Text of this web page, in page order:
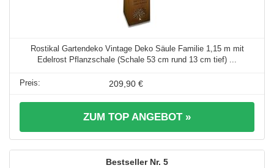
Rostikal Gartendeko Vintage Deko Säule Familie 1,15 m mit
Edelrost Pflanzschale (Schale 53 cm rund 13 cm tief) ...
209,90 €
ZUM TOP ANGEBOT »
5